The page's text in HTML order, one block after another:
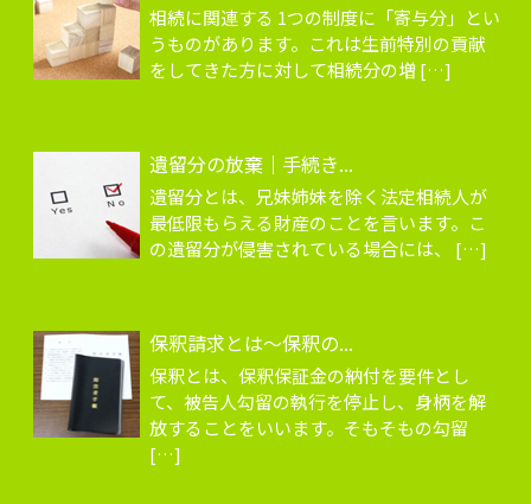
相続に関連する 1つの制度に「寄与分」とい
うものがあります。これは生前特別の貢献
をしてきた方に対して相続分の増 […]
遺留分の放棄｜手続き...
遺留分とは、兄妹姉妹を除く法定相続人が
最低限もらえる財産のことを言います。こ
の遺留分が侵害されている場合には、 […]
保釈請求とは～保釈の...
保釈とは、保釈保証金の納付を要件とし
て、被告人勾留の執行を停止し、身柄を解
放することをいいます。そもそもの勾留
[…]